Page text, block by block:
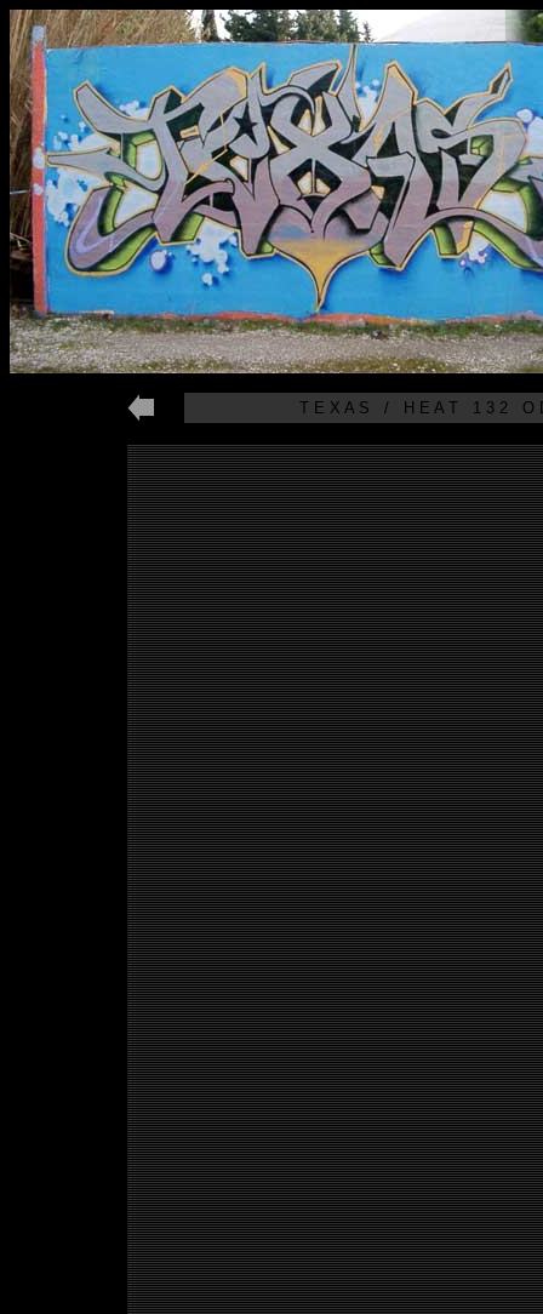
T E X A S / H E A T 1 3 2 O